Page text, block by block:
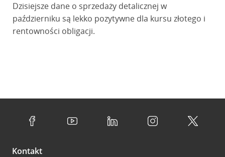
Dzisiejsze dane o sprzedaży detalicznej w
październiku są lekko pozytywne dla kursu złotego i
rentowności obligacji.
Kontakt